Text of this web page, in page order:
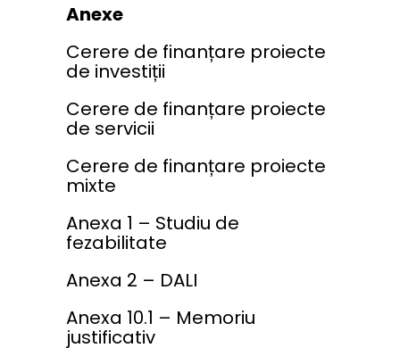
Anexe
Cerere de finanțare proiecte
de investiții
Cerere de finanțare proiecte
de servicii
Cerere de finanțare proiecte
mixte
Anexa 1 – Studiu de
fezabilitate
Anexa 2 – DALI
Anexa 10.1 – Memoriu
justificativ